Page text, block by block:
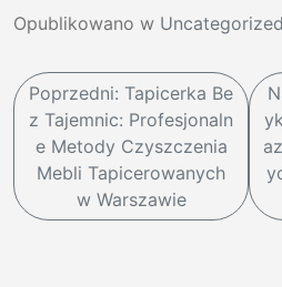
Opublikowano w Uncategorized
N
i
g
Poprzedni: Tapicerka Be
z Tajemnic: Profesjonaln
e Metody Czyszczenia
Mebli Tapicerowanych
w Warszawie